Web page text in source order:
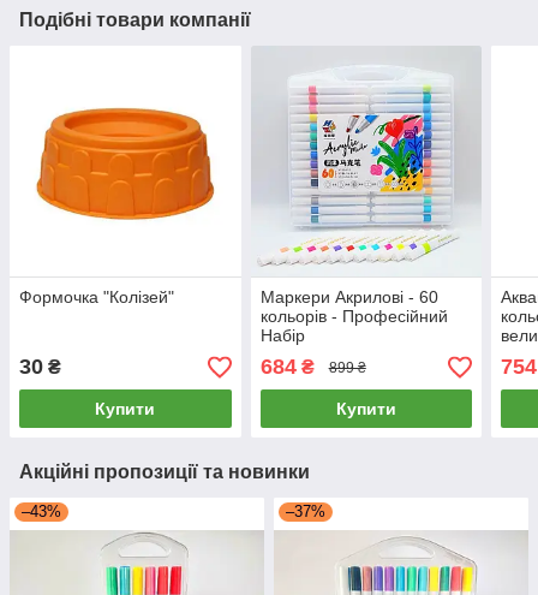
Подібні товари компанії
Формочка "Колізей"
30 ₴
Купити
Маркери Акрилові - 60
кольорів - Професійний
Набір
684₴ 899 ₴
Купити
-
754
Акційні пропозиції та новинки
–43% –37%